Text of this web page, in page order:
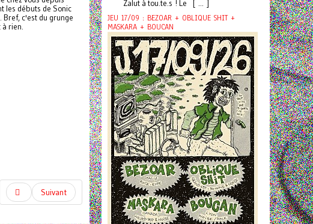
les débuts de Sonic
Bref, c'est du grunge
à rien.
Suivant
Zalut à tou.te.s ! Le [ ... ]
JEU 17/09 : BEZOAR + OBLIQUE SHIT +
MASKARA + BOUCAN